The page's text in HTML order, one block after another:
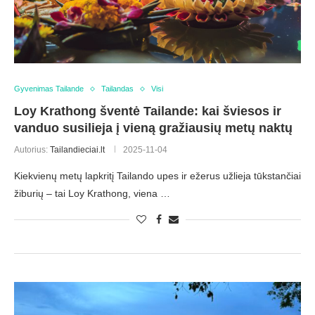
Gyvenimas Tailande Tailandas Visi
Loy Krathong šventė Tailande: kai šviesos ir
vanduo susilieja į vieną gražiausių metų naktų
Autorius: Tailandieciai.lt 2025-11-04
Kiekvienų metų lapkritį Tailando upes ir ežerus užlieja tūkstančiai
žiburių – tai Loy Krathong, viena …